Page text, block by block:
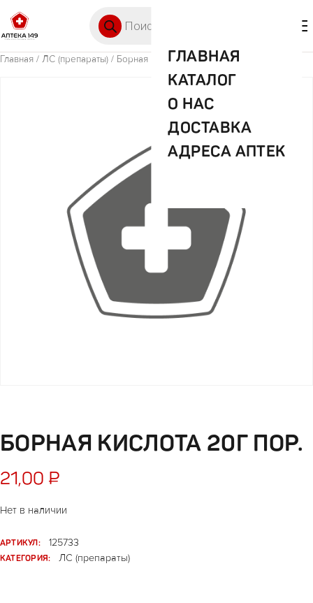
ГЛАВНАЯ
КАТАЛОГ
О НАС
ДОСТАВКА
АДРЕСА АПТЕК
Главная / ЛС (препараты) / Борная кислота 20г пор.
БОРНАЯ КИСЛОТА 20Г ПОР.
21,00 ₽
Нет в наличии
АРТИКУЛ:
125733
КАТЕГОРИЯ:
ЛС (препараты)